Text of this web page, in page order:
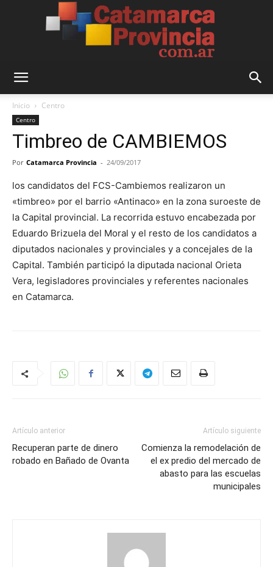
Provincia
Inicio Centro
Centro
Timbreo de CAMBIEMOS
Por Catamarca Provincia - 24/09/2017
los candidatos del FCS-Cambiemos realizaron un
«timbreo» por el barrio «Antinaco» en la zona suroeste de
la Capital provincial. La recorrida estuvo encabezada por
Eduardo Brizuela del Moral y el resto de los candidatos a
diputados nacionales y provinciales y a concejales de la
Capital. También participó la diputada nacional Orieta
Vera, legisladores provinciales y referentes nacionales
en Catamarca.
Artículo anterior
Recuperan parte de dinero
robado en Bañado de Ovanta
Artículo siguiente
Comienza la remodelación de
el ex predio del mercado de
abasto para las escuelas
municipales